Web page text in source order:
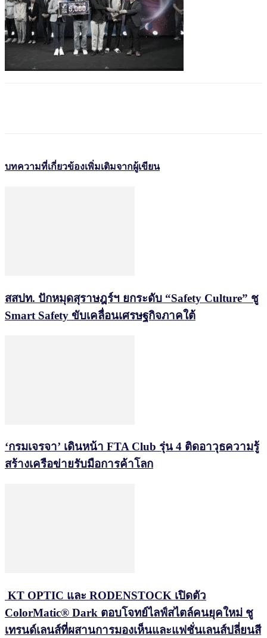
บทความที่เกี่ยวข้องเพิ่มเติมจากผู้เขียน
สสปท. ปักหมุดสุราษฎร์ฯ ยกระดับ “Safety Culture” ชู
Smart Safety ขับเคลื่อนเศรษฐกิจภาคใต้
‘กรมเจรจา’ เดินหน้า FTA Club รุ่น 4 ติดอาวุธความรู้
สร้างเครือข่ายรับมือการค้าโลก
KT OPTIC และ RODENSTOCK เปิดตัว
ColorMatic® Dark ตอบโจทย์ไลฟ์สไตล์คนยุคใหม่ ชู
เทรนด์เลนส์ที่ผสานการมองเห็นและแฟชั่นเลนส์ปลี่ยนสี